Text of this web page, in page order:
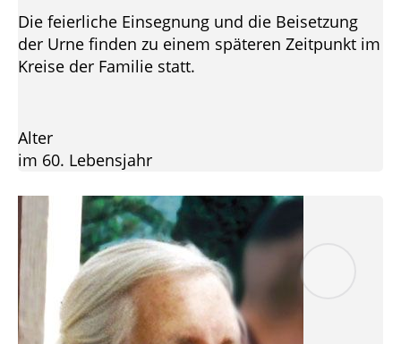
Die feierliche Einsegnung und die Beisetzung
der Urne finden zu einem späteren Zeitpunkt im
Kreise der Familie statt.
Alter
im 60. Lebensjahr